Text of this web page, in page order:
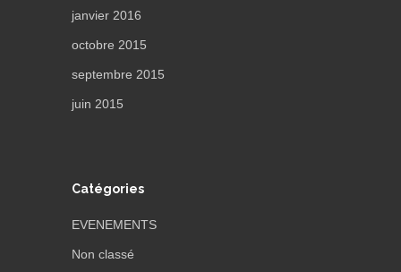
janvier 2016
octobre 2015
septembre 2015
juin 2015
Catégories
EVENEMENTS
Non classé